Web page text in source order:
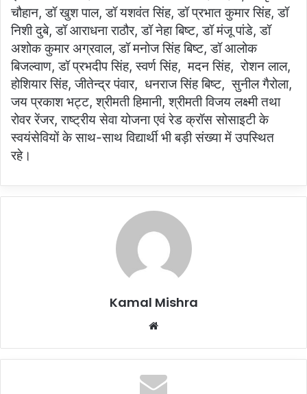
चौहान, डॉ खुश पाल, डॉ यशवंत सिंह, डॉ प्रभात कुमार सिंह, डॉ
निशी दुबे, डॉ आराधना राठौर, डॉ नेहा बिष्ट, डॉ मंजू पांडे, डॉ
अशोक कुमार अग्रवाल, डॉ मनोज सिंह बिष्ट, डॉ आलोक
बिजल्वाण, डॉ प्रभदीप सिंह, स्वर्ण सिंह, मदन सिंह, रोशन लाल,
होशियार सिंह, जीतेन्द्र पंवार, धनराज सिंह बिष्ट, सुनील गैरोला,
जय प्रकाश भट्ट, श्रीमती हिमानी, श्रीमती विजय लक्ष्मी तथा
रोवर रेंजर, राष्ट्रीय सेवा योजना एवं रेड क्रॉस सोसाइटी के
स्वयंसेवियों के साथ-साथ विद्यार्थी भी बड़ी संख्या में उपस्थित
रहे।
Kamal Mishra
Website